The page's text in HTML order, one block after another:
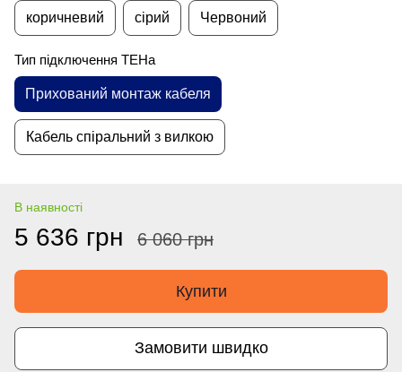
коричневий сірий Червоний
Тип підключення ТЕНа
Прихований монтаж кабеля
Кабель спіральний з вилкою
В наявності
5 636 грн 6 060 грн
Купити
Замовити швидко